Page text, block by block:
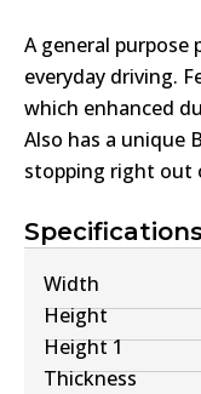
Specifications
Width
Height
Height 1
Thickness
A general purpose
everyday driving.
which enhanced
Also has a unique
stopping right out